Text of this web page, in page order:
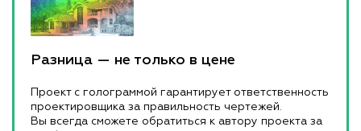
Разница — не только в цене
Проект с голограммой гарантирует ответственность
проектировщика за правильность чертежей.
Вы всегда сможете обратиться к автору проекта за